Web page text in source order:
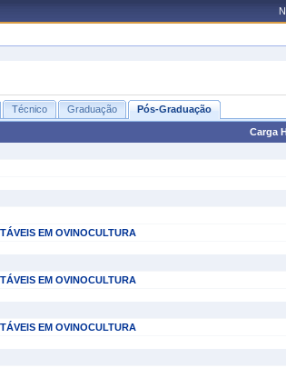
Técnico Graduação Pós-Graduação
Carga
EM OVINOCULTURA
EM OVINOCULTURA
EM OVINOCULTURA